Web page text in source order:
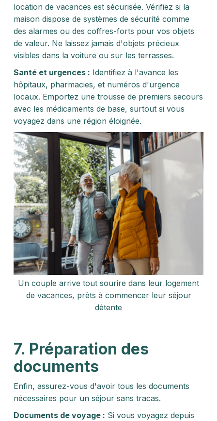
location de vacances est sécurisée. Vérifiez si la
maison dispose de systèmes de sécurité comme
des alarmes ou des coffres-forts pour vos objets
de valeur. Ne laissez jamais d'objets précieux
visibles dans la voiture ou sur les terrasses.
Santé et urgences : Identifiez à l'avance les
hôpitaux, pharmacies, et numéros d'urgence
locaux. Emportez une trousse de premiers secours
avec les médicaments de base, surtout si vous
voyagez dans une région éloignée.
Un couple arrive tout sourire dans leur logement
de vacances, prêts à commencer leur séjour
détente
7. Préparation des
documents
Enfin, assurez-vous d'avoir tous les documents
nécessaires pour un séjour sans tracas.
Documents de voyage : Si vous voyagez depuis